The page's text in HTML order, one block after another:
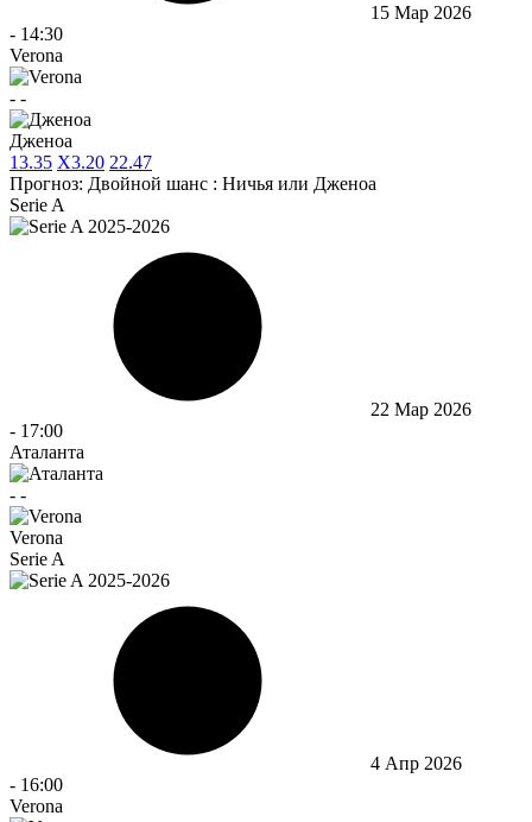
15 Мар 2026
- 14:30
Verona
- -
Дженоа
13.35 X3.20 22.47
Прогноз: Двойной шанс : Ничья или Дженоа
Serie A
22 Мар 2026
- 17:00
Аталанта
- -
Verona
Serie A
4 Апр 2026
- 16:00
Verona